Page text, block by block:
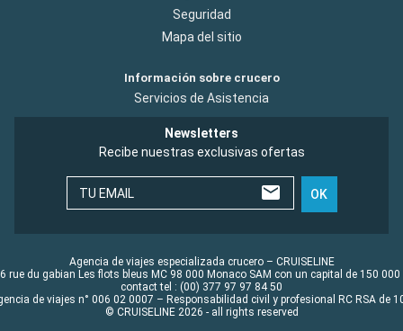
Seguridad
Mapa del sitio
Información sobre crucero
Servicios de Asistencia
Newsletters
Recibe nuestras exclusivas ofertas
TU EMAIL OK
Agencia de viajes especializada crucero – CRUISELINE
rue du gabian Les flots bleus MC 98 000 Monaco SAM con un capital de 150 000
contact tel : (00) 377 97 97 84 50
de viajes n° 006 02 0007 – Responsabilidad civil y profesional RC RSA de
© CRUISELINE 2026 - all rights reserved